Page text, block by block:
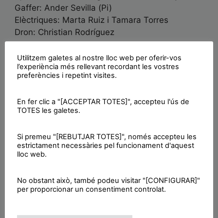
Gaffer: Ander Sevilla (Pi)
Elèctriques: Marta Ruiz i Tamara Torres
Dron: Christian Rodríguez
Direcció d’art: Jessica Lanzas
Maquillatge: Anna Chaves i Claudia Effio
Vestuari: Carla Garvi
Lletra: Antsy, Halfy & Decca
Instrumental: SHZ BEATZ
Edició i color grading: Christian Rodríguez
FX i grafismes: Ander Sevilla (Pi)
Script: Marie Wuyts
Utilitzem galetes al nostre lloc web per oferir-vos
l’experiència més rellevant recordant les vostres
preferències i repetint visites.
En fer clic a "[ACCEPTAR TOTES]", accepteu l'ús de
TOTES les galetes.
Si premeu "[REBUTJAR TOTES]", només accepteu les
estrictament necessàries pel funcionament d'aquest
lloc web.
No obstant això, també podeu visitar "[CONFIGURAR]"
per proporcionar un consentiment controlat.